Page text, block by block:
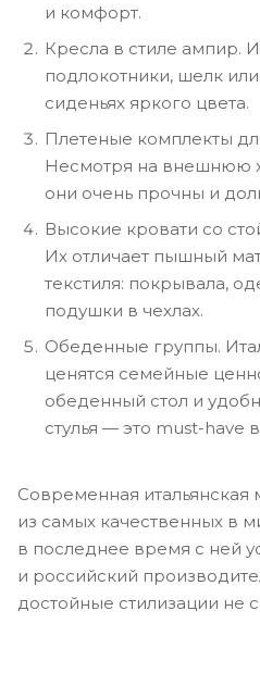
и комфорт.
Кресла в стиле ампир.
подлокотники, шелк
сиденьях яркого цвета.
Плетеные комплекты
Несмотря на внешнюю
они очень прочны и
Высокие кровати со
Их отличает пышный
текстиля: покрывала,
подушки в чехлах.
Обеденные группы.
ценятся семейные
обеденный стол и
стулья — это must-have
Современная итальянская
из самых качественных в
в последнее время с ней
и российский
достойные стилизации не